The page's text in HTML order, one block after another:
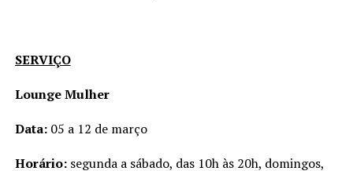
SERVIÇO
Lounge Mulher
Data: 05 a 12 de março
Horário:segunda a sábado, das 10h às 20h, domingos,